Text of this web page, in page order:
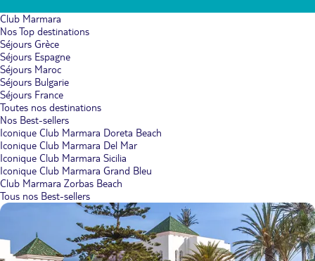
Club Marmara
Nos Top destinations
Séjours Grèce
Séjours Espagne
Séjours Maroc
Séjours Bulgarie
Séjours France
Toutes nos destinations
Nos Best-sellers
Iconique Club Marmara Doreta Beach
Iconique Club Marmara Del Mar
Iconique Club Marmara Sicilia
Iconique Club Marmara Grand Bleu
Club Marmara Zorbas Beach
Tous nos Best-sellers